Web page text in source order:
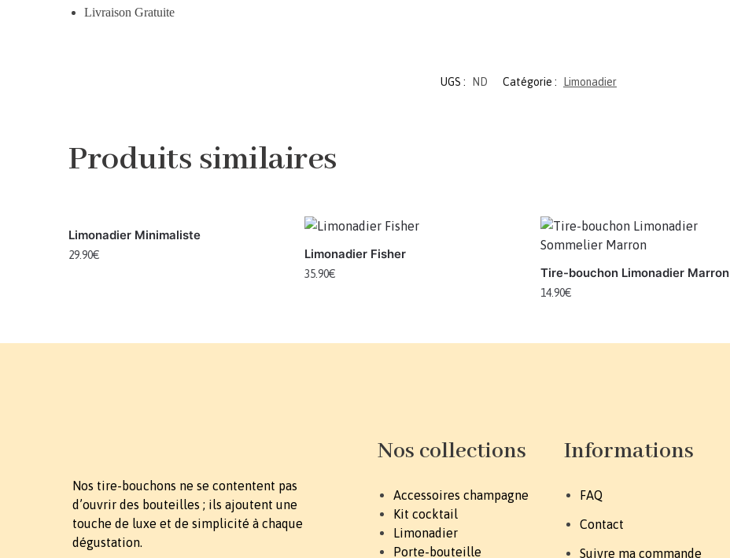
Livraison Gratuite
UGS : ND Catégorie : Limonadier
Produits similaires
Limonadier Minimaliste
29.90€ Limonadier Fisher
35.90€ Tire-bouchon Limonadier Marron
14.90€
Nos tire-bouchons ne se contentent pas
d’ouvrir des bouteilles ; ils ajoutent une
touche de luxe et de simplicité à chaque
dégustation.
Nos collections
Accessoires champagne
Kit cocktail
Limonadier
Porte-bouteille
Informations
FAQ
Contact
Suivre ma commande